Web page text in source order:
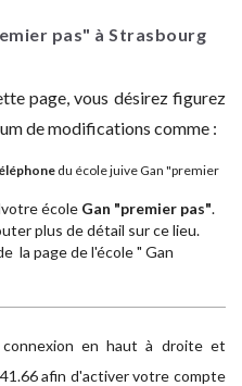
pas" à Strasbourg
page, vous désirez figurez
de modifications comme :
du école juive Gan "premier
école Gan "premier pas".
plus de détail sur ce lieu.
la page de l'école " Gan
en haut à droite et
afin d'activer votre compte